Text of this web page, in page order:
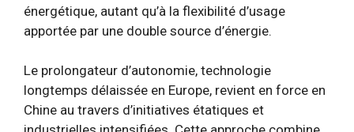
énergétique, autant qu’à la flexibilité d’usage
apportée par une double source d’énergie.
Le prolongateur d’autonomie, technologie
longtemps délaissée en Europe, revient en force en
Chine au travers d’initiatives étatiques et